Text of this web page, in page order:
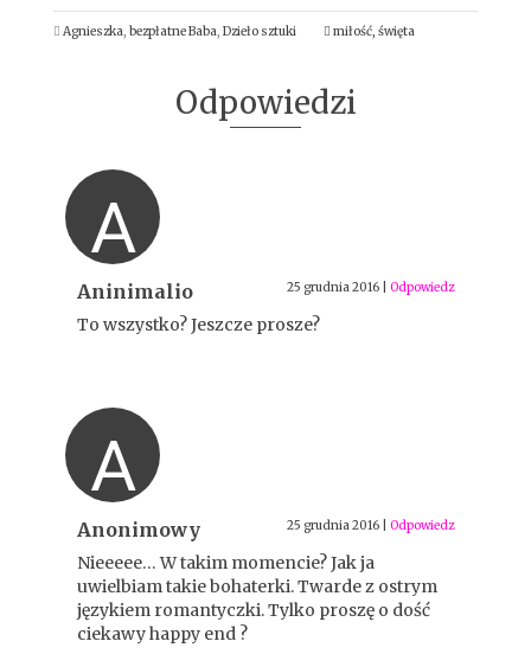
Agnieszka, bezpłatne Baba, Dzieło sztuki miłość, święta
Odpowiedzi
A
Aninimalio 25 grudnia 2016 Odpowiedz
To wszystko? Jeszcze prosze?
A
Anonimowy 25 grudnia 2016 Odpowiedz
Nieeeee… W takim momencie? Jak ja
uwielbiam takie bohaterki. Twarde z ostrym
językiem romantyczki. Tylko proszę o dość
ciekawy happy end ?